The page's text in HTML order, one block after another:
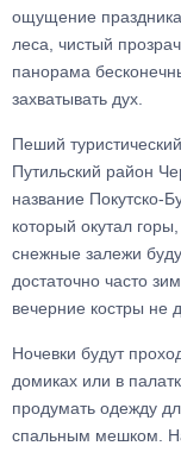
ощущение
леса, чистый
панорама
захватывать дух.
Пеший
Путильский район
название Покутско-
который окутал
снежные залежи
достаточно часто
вечерние костры не
Ночевки будут
домиках или в
продумать одежду
спальным мешком.